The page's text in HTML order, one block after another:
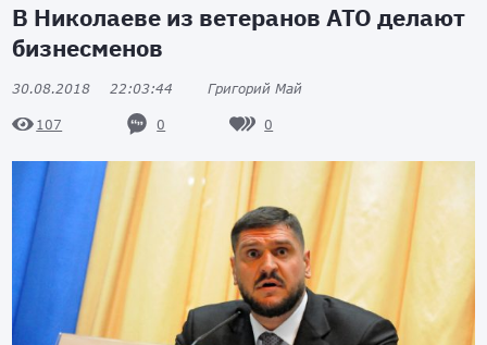
В Николаеве из ветеранов АТО делают
бизнесменов
30.08.2018 22:03:44 Григорий Май
107 0 0